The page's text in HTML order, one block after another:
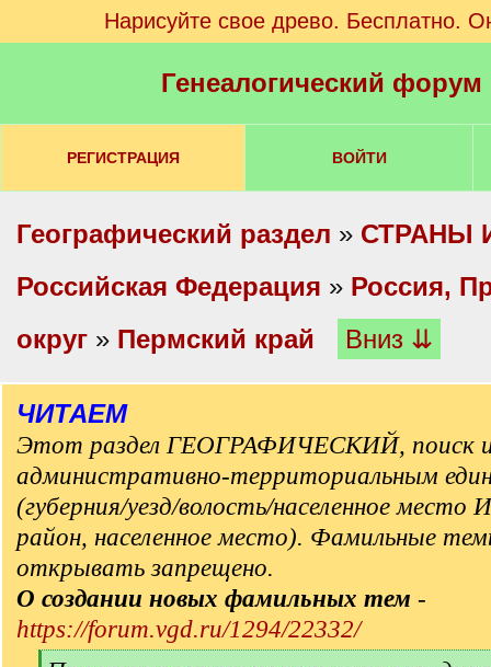
Нарисуйте свое древо. Бесплатно.
Генеалогический
РЕГИСТРАЦИЯ ВОЙТИ
Географический раздел » СТРАНЫ
Российская Федерация » Россия,
округ » Пермский край Вниз ⇊
ЧИТАЕМ
Этот раздел ГЕОГРАФИЧЕСКИЙ, поиск
административно-территориальным
(губерния/уезд/волость/населенное
район, населенное место). Фамильные
открывать запрещено.
О создании новых фамильных тем -
https://forum.vgd.ru/1294/22332/